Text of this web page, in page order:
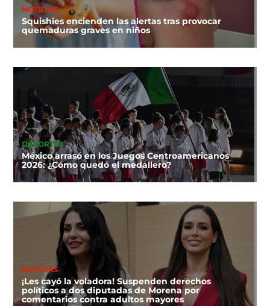
NOTICIAS
Squishies encienden las alertas tras provocar
quemaduras graves en niños
DEPORTES
México arrasó en los Juegos Centroamericanos
2026: ¿Cómo quedó el medallero?
NOTICIAS
¡Les cayó la voladora! Suspenden derechos
políticos a dos diputadas de Morena por
comentarios contra adultos mayores